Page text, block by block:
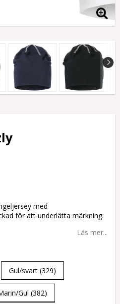
med
för att underlätta märkning.
Läs mer...
Gul/svart (329)
Gul (382)